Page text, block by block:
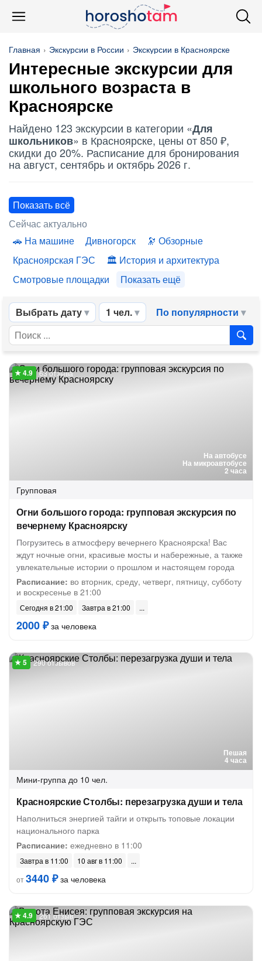
Главная Экскурсии в России Экскурсии в Красноярске
Интересные экскурсии для
школьного возраста в
Красноярске
Найдено 123 экскурсии в категории «Для
школьников» в Красноярске, цены от 850 ₽,
скидки до 20%. Расписание для бронирования
на август, сентябрь и октябрь 2026 г.
Показать всё
Сейчас актуально
На машине
Дивногорск
Обзорные
Красноярская ГЭС
История и архитектура
Смотровые площадки
Показать ещё
Выбрать дату 1 чел. По популярности
На автобусе
На микроавтобусе
2 часа
63 отзыва
Групповая
Огни большого города: групповая экскурсия по
вечернему Красноярску
Погрузитесь в атмосферу вечернего Красноярска! Вас
ждут ночные огни, красивые мосты и набережные, а также
увлекательные истории о прошлом и настоящем города
Расписание: во вторник, среду, четверг, пятницу, субботу
и воскресенье в 21:00
Сегодня в 21:00 Завтра в 21:00
2000 ₽за человека
Пешая
4 часа
290 отзывов
Мини-группа до 10 чел.
Красноярские Столбы: перезагрузка души и тела
Наполниться энергией тайги и открыть топовые локации
национального парка
Расписание: ежедневно в 11:00
Завтра в 11:00
10 авг в 11:00
от3440 ₽за человека
261 отзыв